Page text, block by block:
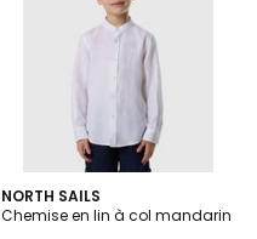
NORTH SAILS
Chemise en lin à col mandarin
2
Couleurs